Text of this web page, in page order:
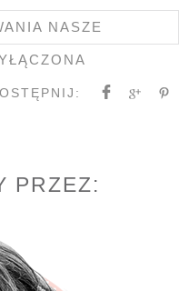
NASZE
PRZEZ: